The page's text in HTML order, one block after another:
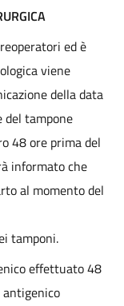
ed è
viene
della data
del tampone
48 ore prima del
informato che
al momento del
tamponi.
effettuato 48